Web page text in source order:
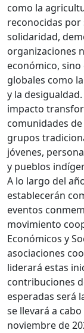
como la
reconocidas por
solidaridad,
organizaciones
económico,
globales como
y la
impacto
comunidades
grupos
jóvenes,
y pueblos
A lo largo del
establecerán
eventos
movimiento
Económicos y
asociaciones
liderará estas
contribuciones
esperadas será
se llevará a
noviembre de